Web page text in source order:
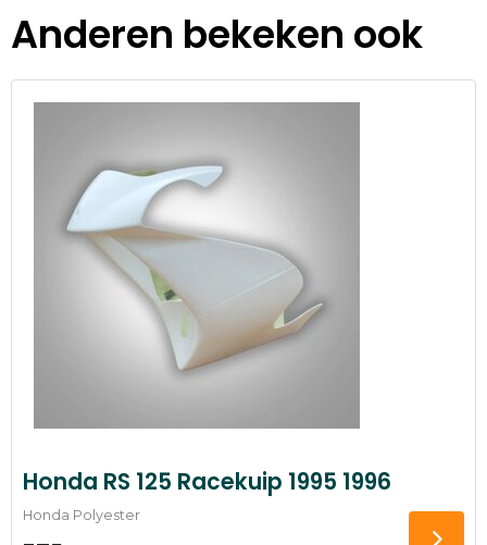
Anderen bekeken ook
Honda RS 125 Racekuip 1995 1996
Honda Polyester